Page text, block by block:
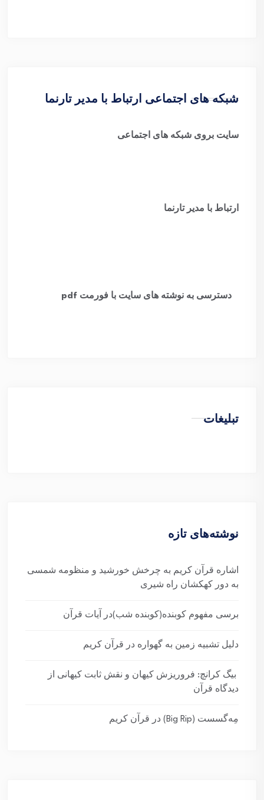
شبکه های اجتماعی ارتباط با مدیر تارنما
سایت بروی شبکه های اجتماعی
ارتباط با مدیر تارنما
دسترسی به نوشته های سایت با فورمت pdf
تبلیغات
نوشته‌های تازه
اشاره قرآن کریم به چرخش خورشید و منظومه شمسی
به دور کهکشان راه شیری
برسی مفهوم کوبنده(کوبنده شب)در آیات قرآن
دلیل تشبیه زمین به گهواره در قرآن کریم
بیگ کرانچ: فروریزش کیهان و نقش ثابت کیهانی از
دیدگاه قرآن
مِه‌گسست (Big Rip) در قرآن کریم